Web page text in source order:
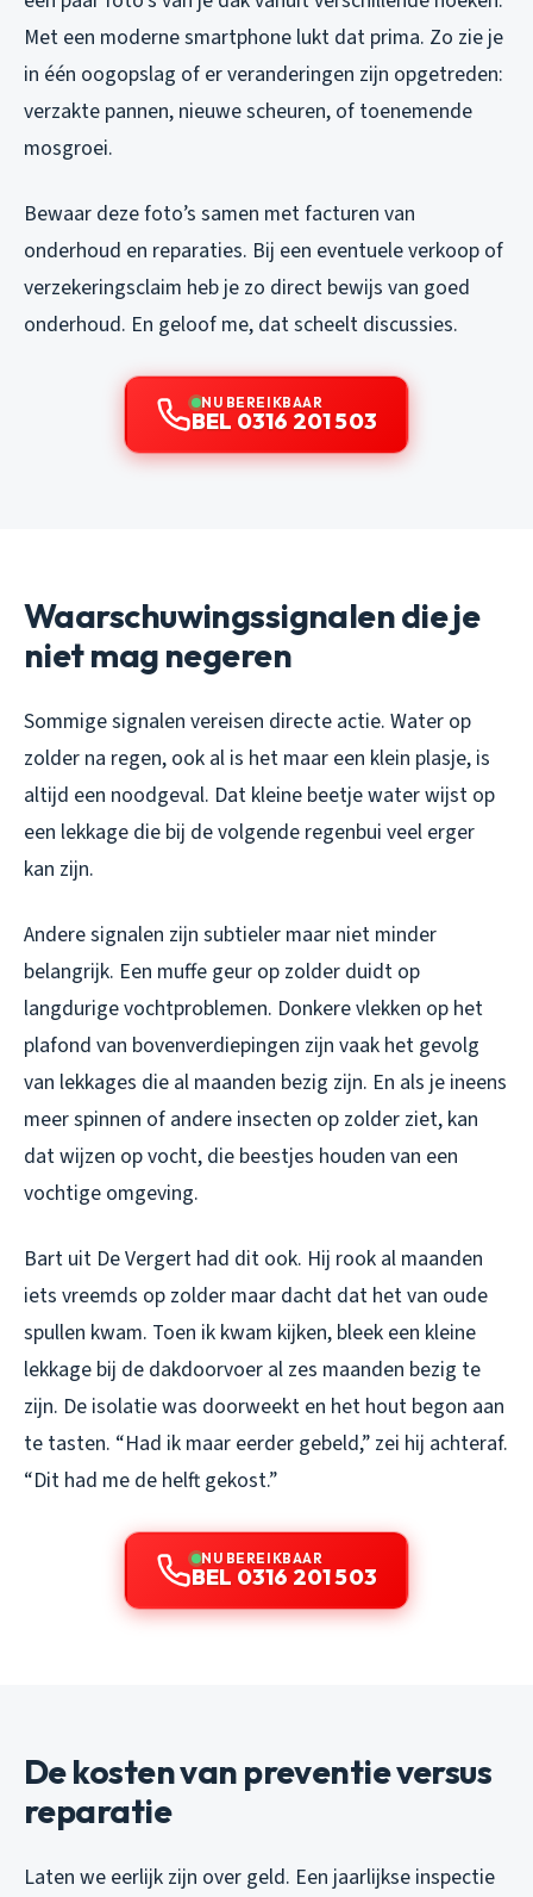
Met een moderne smartphone lukt dat prima. Zo zie je
in één oogopslag of er veranderingen zijn opgetreden:
verzakte pannen, nieuwe scheuren, of toenemende
mosgroei.
Bewaar deze foto’s samen met facturen van
onderhoud en reparaties. Bij een eventuele verkoop of
verzekeringsclaim heb je zo direct bewijs van goed
onderhoud. En geloof me, dat scheelt discussies.
NU BEREIKBAAR
BEL 0316 201 503
Waarschuwingssignalen die je
niet mag negeren
Sommige signalen vereisen directe actie. Water op
zolder na regen, ook al is het maar een klein plasje, is
altijd een noodgeval. Dat kleine beetje water wijst op
een lekkage die bij de volgende regenbui veel erger
kan zijn.
Andere signalen zijn subtieler maar niet minder
belangrijk. Een muffe geur op zolder duidt op
langdurige vochtproblemen. Donkere vlekken op het
plafond van bovenverdiepingen zijn vaak het gevolg
van lekkages die al maanden bezig zijn. En als je ineens
meer spinnen of andere insecten op zolder ziet, kan
dat wijzen op vocht, die beestjes houden van een
vochtige omgeving.
Bart uit De Vergert had dit ook. Hij rook al maanden
iets vreemds op zolder maar dacht dat het van oude
spullen kwam. Toen ik kwam kijken, bleek een kleine
lekkage bij de dakdoorvoer al zes maanden bezig te
zijn. De isolatie was doorweekt en het hout begon aan
te tasten. “Had ik maar eerder gebeld,” zei hij achteraf.
“Dit had me de helft gekost.”
NU BEREIKBAAR
BEL 0316 201 503
De kosten van preventie versus
reparatie
Laten we eerlijk zijn over geld. Een jaarlijkse inspectie